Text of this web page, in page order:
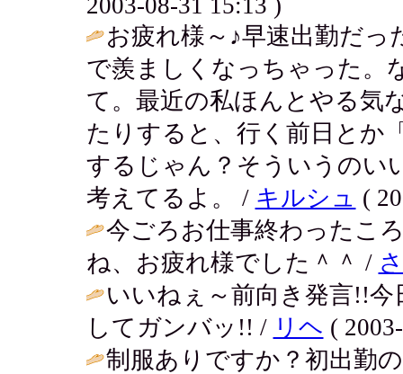
お疲れ様～♪早速出勤だ
で羨ましくなっちゃった。
て。最近の私ほんとやる気
たりすると、行く前日とか
するじゃん？そういうのい
考えてるよ。 / キルシュ (
今ごろお仕事終わったこ
ね、お疲れ様でした＾＾ /
いいねぇ～前向き発言!!
してガンバッ!! / リヘ (
制服ありですか？初出勤